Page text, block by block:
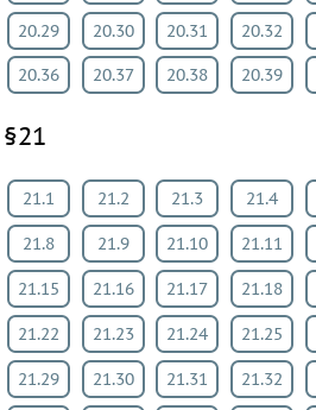
20.29 20.30 20.31 20.32
20.36 20.37 20.38 20.39
§21
21.1 21.2 21.3 21.4
21.8 21.9 21.10 21.11
21.15 21.16 21.17 21.18
21.22 21.23 21.24 21.25
21.29 21.30 21.31 21.32